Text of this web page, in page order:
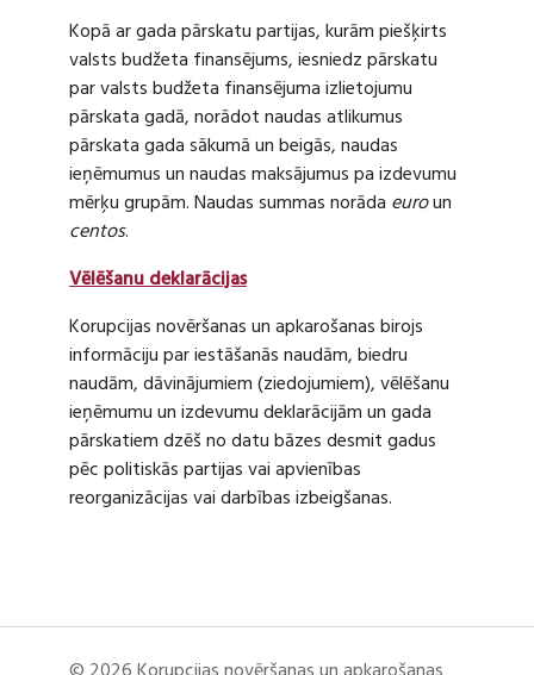
Kopā ar gada pārskatu partijas, kurām piešķirts
valsts budžeta finansējums, iesniedz pārskatu
par valsts budžeta finansējuma izlietojumu
pārskata gadā, norādot naudas atlikumus
pārskata gada sākumā un beigās, naudas
ieņēmumus un naudas maksājumus pa izdevumu
mērķu grupām. Naudas summas norāda euroun
centos.
Vēlēšanu deklarācijas
Korupcijas novēršanas un apkarošanas birojs
informāciju par iestāšanās naudām, biedru
naudām, dāvinājumiem (ziedojumiem), vēlēšanu
ieņēmumu un izdevumu deklarācijām un gada
pārskatiem dzēš no datu bāzes desmit gadus
pēc politiskās partijas vai apvienības
reorganizācijas vai darbības izbeigšanas.